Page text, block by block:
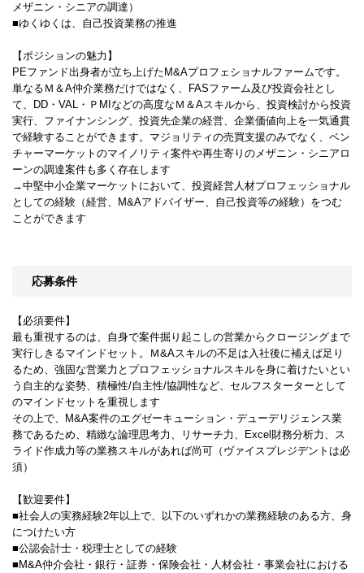
メザニン・シニアの調達）
■ゆくゆくは、自己投資業務の推進
【ポジションの魅力】
PEファンド出身者が立ち上げたM&Aプロフェショナルファームです。
単なるＭ＆A仲介業務だけではなく、FASファーム及び投資会社とし
て、DD・VAL・ＰMIなどの高度なＭ＆Aスキルから、投資検討から投資
実行、ファイナンシング、投資先企業の経営、企業価値向上を一気通貫
で経験することができます。マジョリティの売買支援のみでなく、ベン
チャーマーケットのマイノリティ案件や再生寄りのメザニン・シニアロ
ーンの調達案件も多く存在します
→中堅中小企業マーケットにおいて、投資経営人材プロフェッショナル
としての経験（経営、M&Aアドバイザー、自己投資等の経験）をつむ
ことができます
応募条件
【必須要件】
最も重視するのは、自身で案件掘り起こしの営業からクロージングまで
実行しきるマインドセット。Ｍ&Aスキルの不足は入社後に補えば足り
るため、強固な営業力とプロフェッショナルスキルを身に着けたいとい
う自主的な姿勢、積極性/自主性/協調性など、セルフスターターとして
のマインドセットを重視します
その上で、M&A案件のエグゼーキューション・デューデリジェンス業
務であるため、精緻な論理思考力、リサーチ力、Excel財務分析力、ス
ライド作成力等の業務スキルがあれば尚可（ヴァイスプレジデントは必
須）
【歓迎要件】
■社会人の実務経験2年以上で、以下のいずれかの業務経験のある方、身
につけたい方
■公認会計士・税理士としての経験
■M&A仲介会社・銀行・証券・保険会社・人材会社・事業会社における